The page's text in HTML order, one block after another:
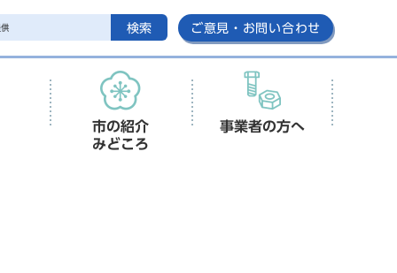
検索 ご意見・お問い合わせ
市の紹介
みどころ
事業者の方へ